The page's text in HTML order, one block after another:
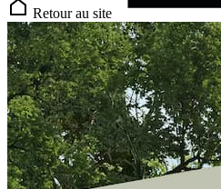
Retour au site